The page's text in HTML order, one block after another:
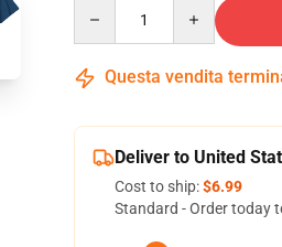
Questa vendita
Deliver to United
Cost to ship:$6.99
Standard - Order today